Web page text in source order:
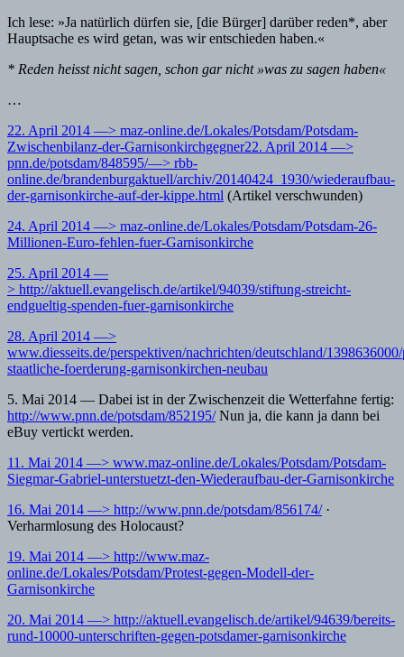
Ich lese: »Ja natürlich dürfen sie, [die Bürger] darüber reden*, aber
Hauptsache es wird getan, was wir entschieden haben.«
* Reden heisst nicht sagen, schon gar nicht »was zu sagen haben«
…
22. April 2014 —> maz-online.de/Lokales/Potsdam/Potsdam-
Zwischenbilanz-der-Garnisonkirchgegner22. April 2014 —>
pnn.de/potsdam/848595/—> rbb-
online.de/brandenburgaktuell/archiv/20140424_1930/wiederaufbau-
der-garnisonkirche-auf-der-kippe.html (Artikel verschwunden)
24. April 2014 —> maz-online.de/Lokales/Potsdam/Potsdam-26-
Millionen-Euro-fehlen-fuer-Garnisonkirche
25. April 2014 —
> http://aktuell.evangelisch.de/artikel/94039/stiftung-streicht-
endgueltig-spenden-fuer-garnisonkirche
28. April 2014 —>
www.diesseits.de/perspektiven/nachrichten/deutschland/
staatliche-foerderung-garnisonkirchen-neubau
5. Mai 2014 — Dabei ist in der Zwischenzeit die Wetterfahne fertig:
http://www.pnn.de/potsdam/852195/Nun ja, die kann ja dann bei
eBuy vertickt werden.
11. Mai 2014 —> www.maz-online.de/Lokales/Potsdam/Potsdam-
Siegmar-Gabriel-unterstuetzt-den-Wiederaufbau-der-Garnisonkirche
16. Mai 2014 —> http://www.pnn.de/potsdam/856174/·
Verharmlosung des Holocaust?
19. Mai 2014 —> http://www.maz-
online.de/Lokales/Potsdam/Protest-gegen-Modell-der-
Garnisonkirche
20. Mai 2014 —> http://aktuell.evangelisch.de/artikel/94639/bereits-
rund-10000-unterschriften-gegen-potsdamer-garnisonkirche